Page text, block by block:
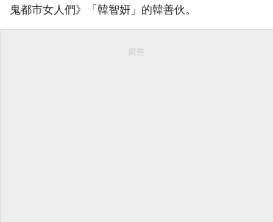
鬼都市女人們》「韓智妍」的韓善伙。
廣告